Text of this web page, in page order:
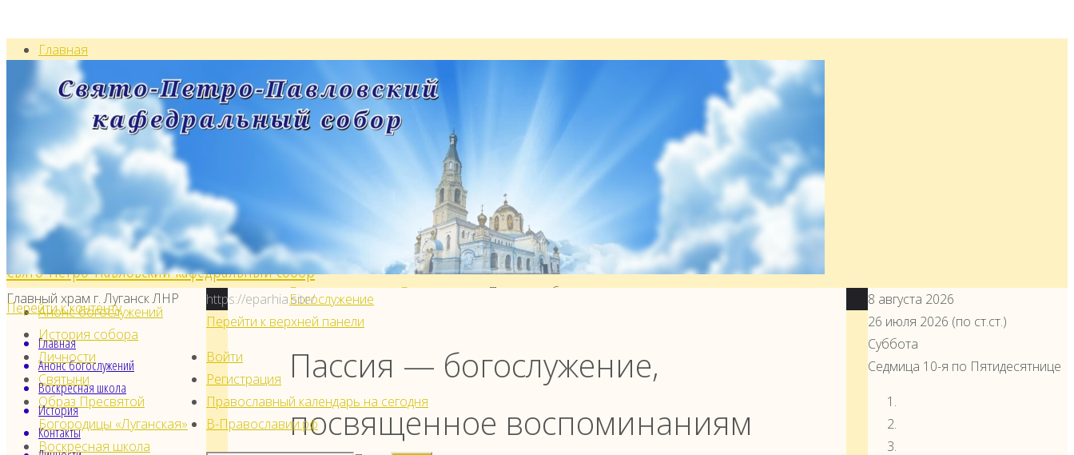
Главная
Анонс богослужений
Воскресная школа
История
Контакты
Личности
Святыни
Образ Пресвятой Богородицы «Луганская»
Образа святых угодников Божиих с частицами мощей
Свято-Петро-Павловский кафедральный собор
Главный храм г. Луганск ЛНР
Перейти к контенту
Главная
Анонс богослужений
Воскресная школа
История
Контакты
Главная страницаБогослужениеПассия — богослужение, посвященное
воспоминаниям Страстей Христовых
Богослужение
Пассия — богослужение,
посвященное воспоминаниям
Анонс богослужений
История собора
Личности
Святыни
Образ Пресвятой
Богородицы «Луганская»
Воскресная школа
8 августа 2026
26 июля 2026 (по ст.ст.)
Суббота
Седмица 10-я по Пятидесятнице
https://eparhia.site/
Перейти к верхней панели
Войти
Регистрация
Православный календарь на сегодня
В-Православии.рф